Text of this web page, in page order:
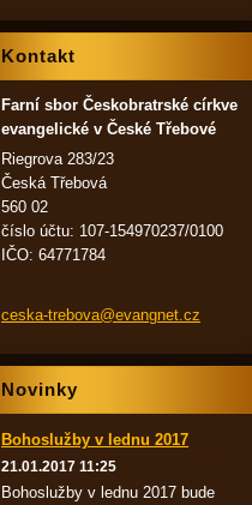
Kontakt
Farní sbor Českobratrské církve
evangelické v České Třebové
Riegrova 283/23
Česká Třebová
560 02
číslo účtu: 107-154970237/0100
IČO: 64771784
ceska-trebova@evangnet.cz
Novinky
Bohoslužby v lednu 2017
21.01.2017 11:25
Bohoslužby v lednu 2017 bude